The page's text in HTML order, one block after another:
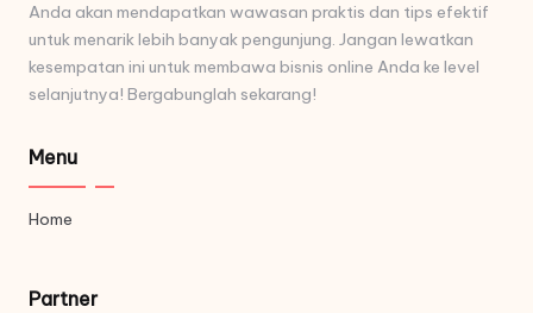
Anda akan mendapatkan wawasan praktis dan tips efektif
untuk menarik lebih banyak pengunjung. Jangan lewatkan
kesempatan ini untuk membawa bisnis online Anda ke level
selanjutnya! Bergabunglah sekarang!
Menu
Home
Partner